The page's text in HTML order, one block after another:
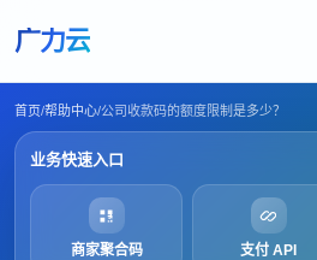
广力云
首页/帮助中心/公司收款码的额度限制是多少？
业务快速入口
商家聚合码 支付 API